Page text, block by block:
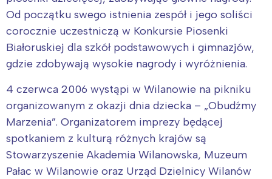
Od początku swego istnienia zespół i jego soliści
corocznie uczestniczą w Konkursie Piosenki
Białoruskiej dla szkół podstawowych i gimnazjów,
gdzie zdobywają wysokie nagrody i wyróżnienia.
4 czerwca 2006 wystąpi w Wilanowie na pikniku
organizowanym z okazji dnia dziecka – „Obudźmy
Marzenia”. Organizatorem imprezy będącej
spotkaniem z kulturą różnych krajów są
Stowarzyszenie Akademia Wilanowska, Muzeum
Pałac w Wilanowie oraz Urząd Dzielnicy Wilanów